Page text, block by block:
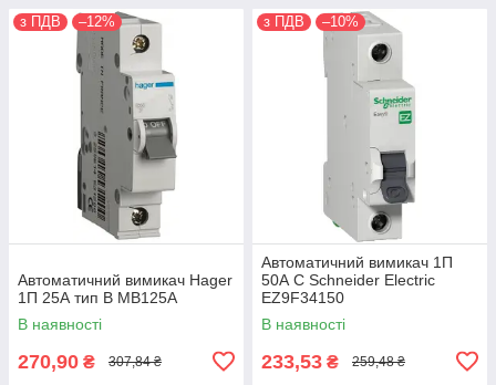
з ПДВ –12%
Автоматичний вимикач Hager
1П 25А тип В MB125A
В наявності
270,90 ₴ 307,84 ₴
з ПДВ –10%
Автоматичний вимикач 1П
50А С Schneider Electric
EZ9F34150
В наявності
233,53 ₴ 259,48 ₴